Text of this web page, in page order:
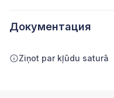
Документация
Ziņot par kļūdu saturā